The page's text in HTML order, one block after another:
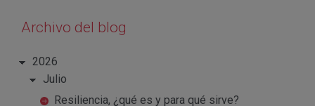
Archivo del blog
2026
Julio
Resiliencia, ¿qué es y para qué sirve?